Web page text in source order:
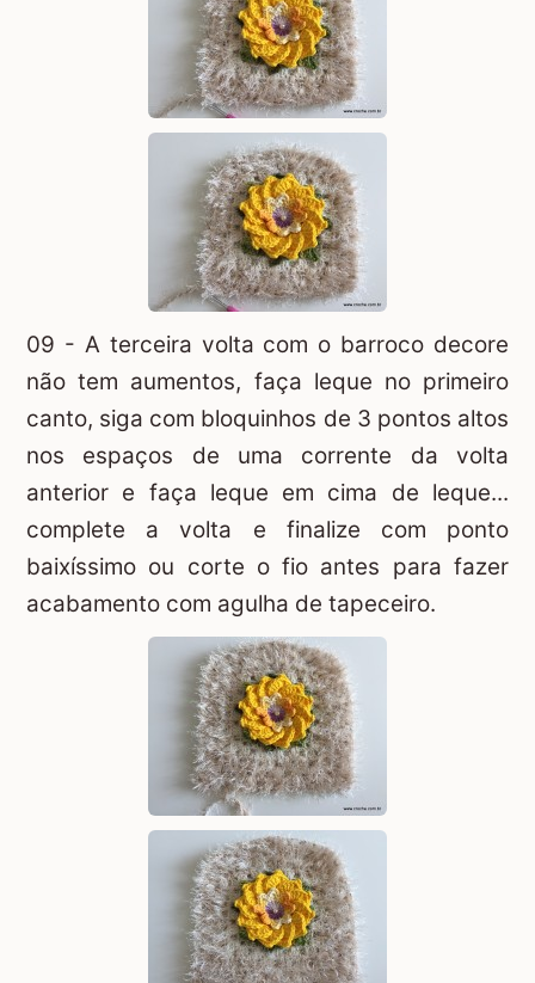
09 - A terceira volta com o barroco decore
não tem aumentos, faça leque no primeiro
canto, siga com bloquinhos de 3 pontos altos
nos espaços de uma corrente da volta
anterior e faça leque em cima de leque...
complete a volta e finalize com ponto
baixíssimo ou corte o fio antes para fazer
acabamento com agulha de tapeceiro.